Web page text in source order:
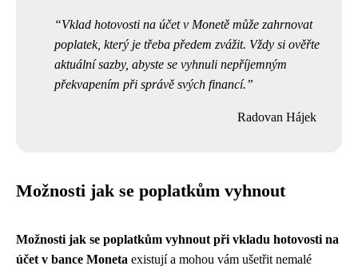
Vklad hotovosti na účet v Monetě může zahrnovat
poplatek, který je třeba předem zvážit. Vždy si ověřte
aktuální sazby, abyste se vyhnuli nepříjemným
překvapením při správě svých financí.
Radovan Hájek
Možnosti jak se poplatkům vyhnout
Možnosti jak se poplatkům vyhnout při vkladu hotovosti na
účet v bance Moneta existují a mohou vám ušetřit nemalé